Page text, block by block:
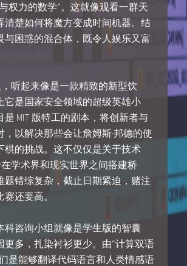
权力的数学”。这就像观看一群天
清楚如何将魔方变成时间机器。结
与困惑的混合体，既令人娱乐又富
，听起来像是一款精致的新型饮
它是国家安全领域的超级英雄小
是 MIT 版特工的剧本，将创新者与
，以解决那些会让詹姆斯·邦德的使
棋的挑战。这不仅仅是关于技术
学术界和现实世界之间搭建桥
题错综复杂，截止日期紧迫，赌注
还要高。
科咨询小组就像是学生版的智囊
更多，扎染衬衫更少。由“计算双语
是能够翻译代码语言和人类情感语